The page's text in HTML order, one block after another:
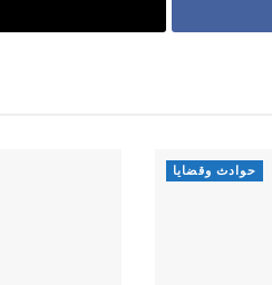
حوادث وقضايا